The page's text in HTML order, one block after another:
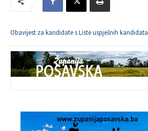
Obavijest za kandidate s Liste uspješnih kandidata